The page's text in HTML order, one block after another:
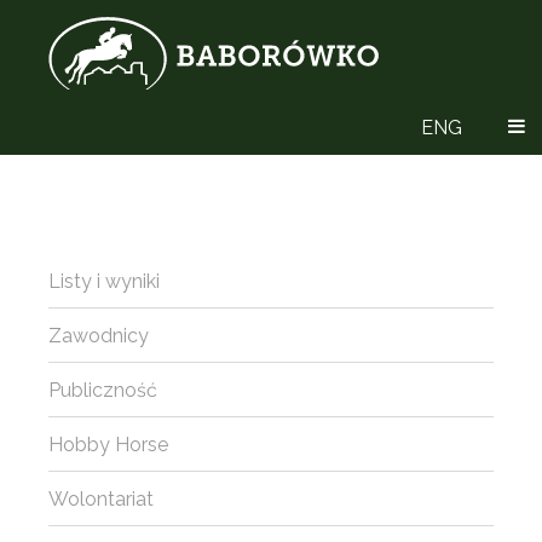
ENG
Listy i wyniki
Zawodnicy
Publiczność
Hobby Horse
Wolontariat